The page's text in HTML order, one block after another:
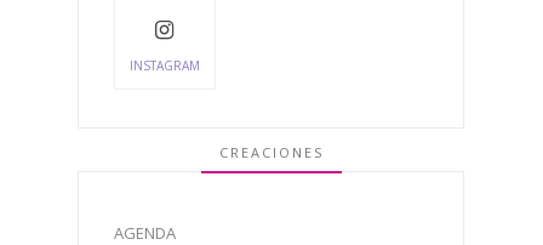
INSTAGRAM
CREACIONES
AGENDA